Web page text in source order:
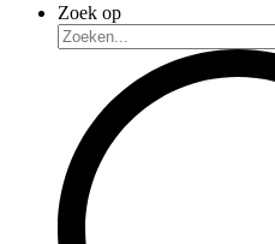
Zoek op